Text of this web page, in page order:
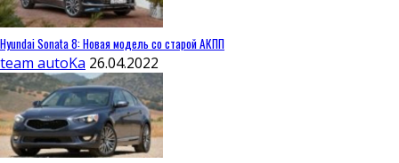
Hyundai Sonata 8: Новая модель со старой АКПП
team autoKa 26.04.2022